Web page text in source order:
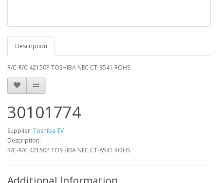
Description
R/C-R/C 42150P TOSHIBA NEC CT-8541 ROHS
30101774
Supplier: Toshiba TV
Description:
R/C-R/C 42150P TOSHIBA NEC CT-8541 ROHS